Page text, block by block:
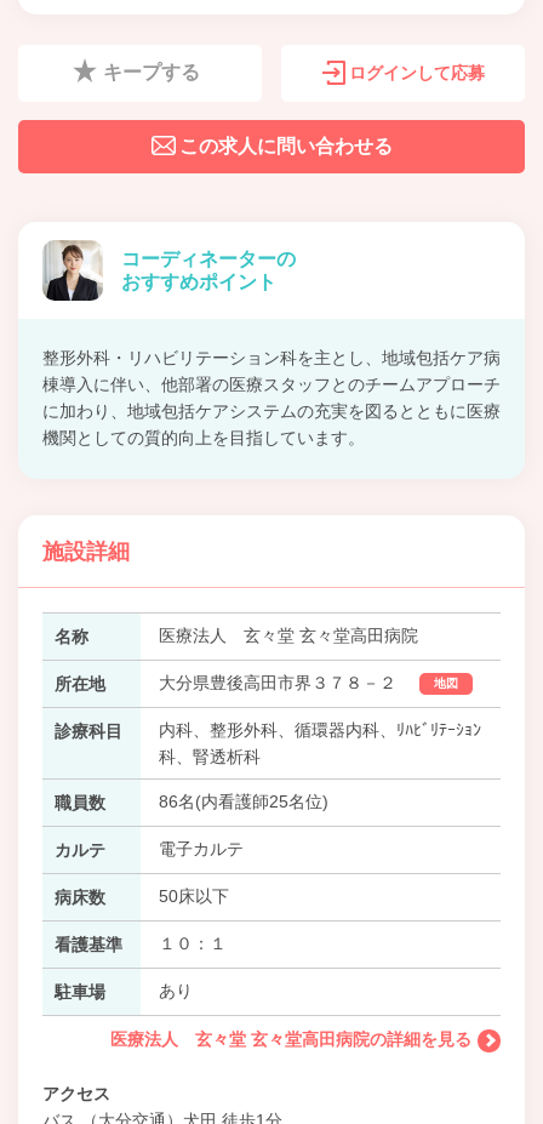
キープする ログインして応募
この求人に問い合わせる
コーディネーターの
おすすめポイント
整形外科・リハビリテーション科を主とし、地域包括ケア病
棟導入に伴い、他部署の医療スタッフとのチームアプローチ
に加わり、地域包括ケアシステムの充実を図るとともに医療
機関としての質的向上を目指しています。
施設詳細
名称 医療法人 玄々堂 玄々堂高田病院
所在地 大分県豊後高田市界３７８－２ 地図
診療科目
内科、整形外科、循環器内科、ﾘﾊﾋﾞﾘﾃｰｼｮﾝ
科、腎透析科
職員数 86名(内看護師25名位)
カルテ 電子カルテ
病床数 50床以下
看護基準 １０：１
駐車場 あり
医療法人 玄々堂 玄々堂高田病院の詳細を見る
アクセス